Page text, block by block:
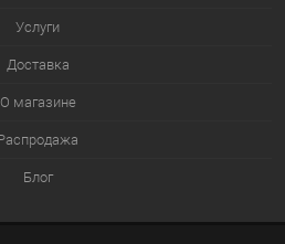
Услуги
Доставка
О магазине
Блог